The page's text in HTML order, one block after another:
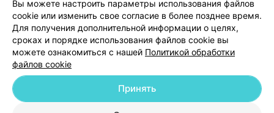
Обработка персональных данных
© 2026 ООО «Артокс Лаб», УНП 191700409
| 220012, Республика Беларусь,
Вы можете настроить параметры использования файлов
cookie или изменить свое согласие в более позднее время.
Для получения дополнительной информации о целях,
сроках и порядке использования файлов cookie вы
можете ознакомиться с нашей Политикой обработки
файлов cookie
Принять